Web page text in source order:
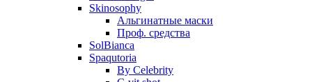
Skinosophy
Альгинатные маски
Проф. средства
SolBianca
Spaqutoria
By Celebrity